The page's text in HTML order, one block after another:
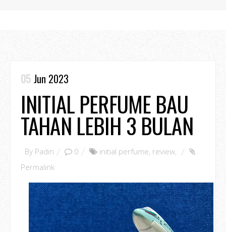
05 Jun 2023
INITIAL PERFUME BAU
TAHAN LEBIH 3 BULAN
By Padin 0 initial perfume, review,
Permalink